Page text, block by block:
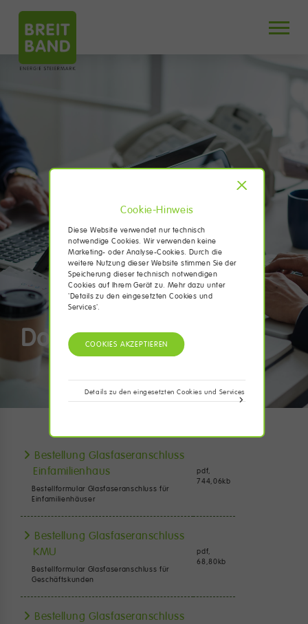
Downloads
Bestellung Glasfaseranschluss
Einfamilienhaus
Bestellformular Glasfaseranschluss für
Einfamilienhäuser
pdf,
744,06kb
Bestellung Glasfaseranschluss
KMU
Bestellformular Glasfaseranschluss für
Geschäftskunden
pdf,
68,80kb
Bestellung Glasfaseranschluss
X
Cookie-Hinweis
Diese Website verwendet nur technisch
notwendige Cookies. Wir verwenden keine
Marketing- oder Analyse-Cookies. Durch die
weitere Nutzung dieser Website stimmen Sie der
Speicherung dieser technisch notwendigen
Cookies auf Ihrem Gerät zu. Mehr dazu unter
'Details zu den eingesetzten Cookies und
Services'.
Details zu den eingesetzten Cookies und Services